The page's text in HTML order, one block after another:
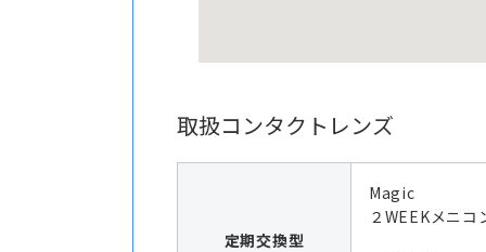
取扱コンタクトレンズ
定期交換型
Magic
２WEEKメニ